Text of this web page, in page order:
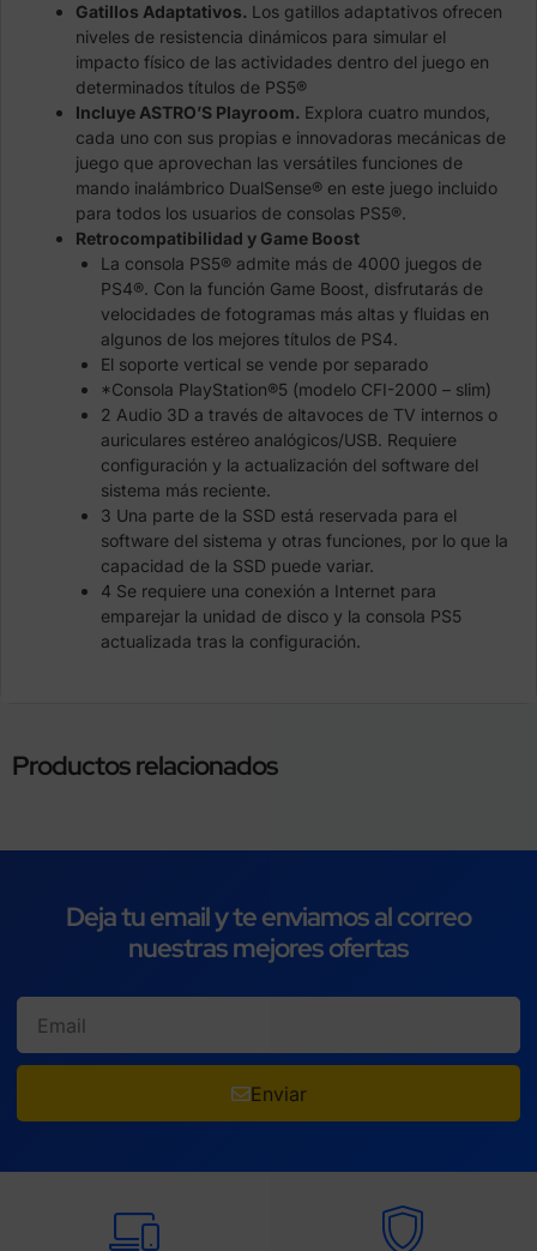
Gatillos Adaptativos. Los gatillos adaptativos ofrecen
niveles de resistencia dinámicos para simular el
impacto físico de las actividades dentro del juego en
determinados títulos de PS5®
Incluye ASTRO’S Playroom. Explora cuatro mundos,
cada uno con sus propias e innovadoras mecánicas de
juego que aprovechan las versátiles funciones de
mando inalámbrico DualSense® en este juego incluido
para todos los usuarios de consolas PS5®.
Retrocompatibilidad y Game Boost
La consola PS5® admite más de 4000 juegos de
PS4®. Con la función Game Boost, disfrutarás de
velocidades de fotogramas más altas y fluidas en
algunos de los mejores títulos de PS4.
El soporte vertical se vende por separado
*Consola PlayStation®5 (modelo CFI-2000 – slim)
2 Audio 3D a través de altavoces de TV internos o
auriculares estéreo analógicos/USB. Requiere
configuración y la actualización del software del
sistema más reciente.
3 Una parte de la SSD está reservada para el
software del sistema y otras funciones, por lo que la
capacidad de la SSD puede variar.
4 Se requiere una conexión a Internet para
emparejar la unidad de disco y la consola PS5
actualizada tras la configuración.
Productos relacionados
Deja tu email y te enviamos al correo
nuestras mejores ofertas
Enviar